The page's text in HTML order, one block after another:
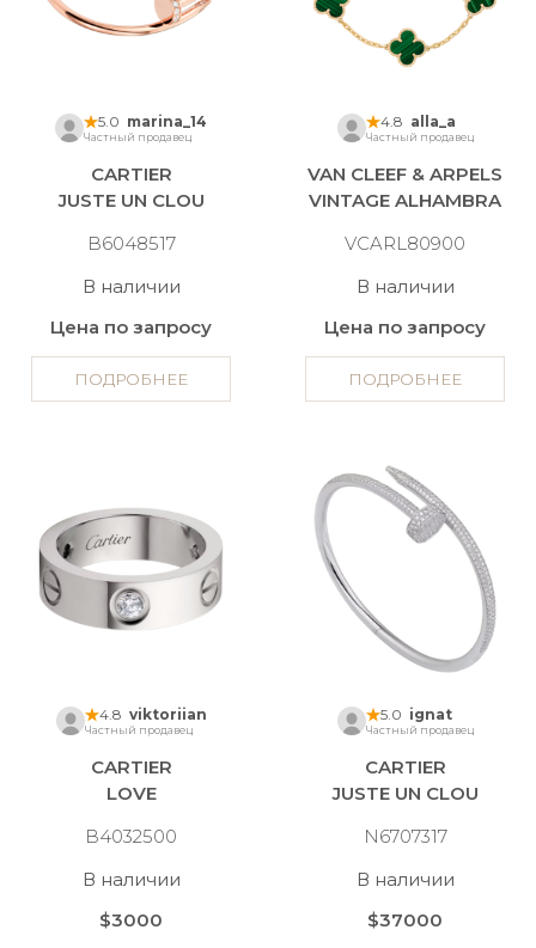
5.0 marina_14
Частный продавец
CARTIER
JUSTE UN CLOU
B6048517
В наличии
Цена по запросу
ПОДРОБНЕЕ
4.8 alla_a
Частный продавец
VAN CLEEF & ARPELS
VINTAGE ALHAMBRA
VCARL80900
В наличии
Цена по запросу
ПОДРОБНЕЕ
4.8 viktoriian
Частный продавец
CARTIER
LOVE
B4032500
В наличии
$3000
5.0 ignat
Частный продавец
CARTIER
JUSTE UN CLOU
N6707317
В наличии
$37000